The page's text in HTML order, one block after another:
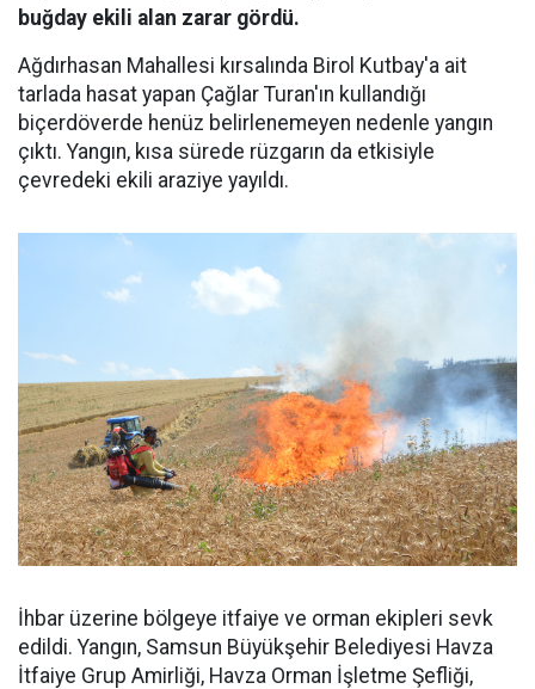
buğday ekili alan zarar gördü.
Ağdırhasan Mahallesi kırsalında Birol Kutbay'a ait
tarlada hasat yapan Çağlar Turan'ın kullandığı
biçerdöverde henüz belirlenemeyen nedenle yangın
çıktı. Yangın, kısa sürede rüzgarın da etkisiyle
çevredeki ekili araziye yayıldı.
İhbar üzerine bölgeye itfaiye ve orman ekipleri sevk
edildi. Yangın, Samsun Büyükşehir Belediyesi Havza
İtfaiye Grup Amirliği, Havza Orman İşletme Şefliği,